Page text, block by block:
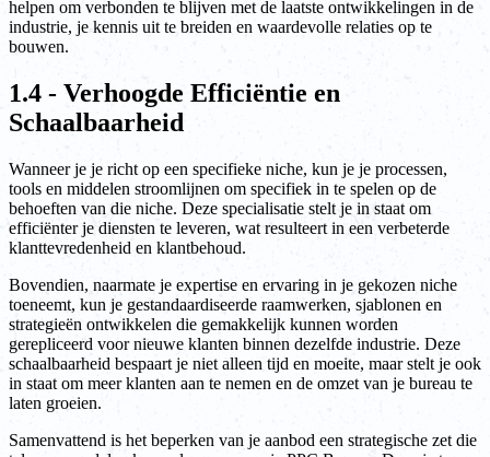
helpen om verbonden te blijven met de laatste ontwikkelingen in de
industrie, je kennis uit te breiden en waardevolle relaties op te
bouwen.
1.4 - Verhoogde Efficiëntie en
Schaalbaarheid
Wanneer je je richt op een specifieke niche, kun je je processen,
tools en middelen stroomlijnen om specifiek in te spelen op de
behoeften van die niche. Deze specialisatie stelt je in staat om
efficiënter je diensten te leveren, wat resulteert in een verbeterde
klanttevredenheid en klantbehoud.
Bovendien, naarmate je expertise en ervaring in je gekozen niche
toeneemt, kun je gestandaardiseerde raamwerken, sjablonen en
strategieën ontwikkelen die gemakkelijk kunnen worden
gerepliceerd voor nieuwe klanten binnen dezelfde industrie. Deze
schaalbaarheid bespaart je niet alleen tijd en moeite, maar stelt je ook
in staat om meer klanten aan te nemen en de omzet van je bureau te
laten groeien.
Samenvattend is het beperken van je aanbod een strategische zet die